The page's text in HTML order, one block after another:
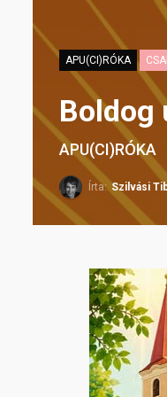
APU(CI)RÓKA
Boldog
APU(CI)RÓKA
Írta: Szilvási